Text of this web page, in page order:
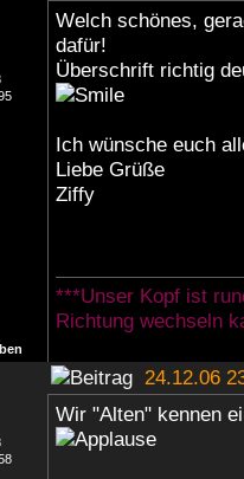
Welch schönes,
dafür!
Überschrift richtig
Ich wünsche euch
Liebe Grüße
Ziffy
***Unser Kopf ist
Richtung wechseln
24.12.06
Wir "Alten" kennen